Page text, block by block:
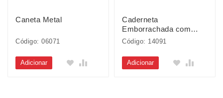
Caneta Metal
Código: 06071
Adicionar
Caderneta
Emborrachada com
Porta Caneta
Código: 14091
Adicionar